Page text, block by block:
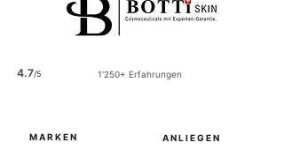
4.7/5 1'250+ Erfahrungen
MARKEN ANLIEGEN